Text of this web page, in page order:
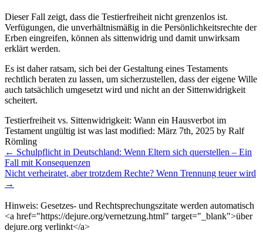
Dieser Fall zeigt, dass die Testierfreiheit nicht grenzenlos ist.
Verfügungen, die unverhältnismäßig in die Persönlichkeitsrechte der
Erben eingreifen, können als sittenwidrig und damit unwirksam
erklärt werden.
Es ist daher ratsam, sich bei der Gestaltung eines Testaments
rechtlich beraten zu lassen, um sicherzustellen, dass der eigene Wille
auch tatsächlich umgesetzt wird und nicht an der Sittenwidrigkeit
scheitert.
Testierfreiheit vs. Sittenwidrigkeit: Wann ein Hausverbot im
Testament ungültig ist was last modified: März 7th, 2025 by Ralf
Römling
Weitere
Meldungen
← Schulpflicht in Deutschland: Wenn Eltern sich querstellen – Ein
Fall mit Konsequenzen
Nicht verheiratet, aber trotzdem Rechte? Wenn Trennung teuer wird
→
Hinweis: Gesetzes- und Rechtsprechungszitate werden automatisch
<a href="https://dejure.org/vernetzung.html" target="_blank">über
dejure.org verlinkt</a>